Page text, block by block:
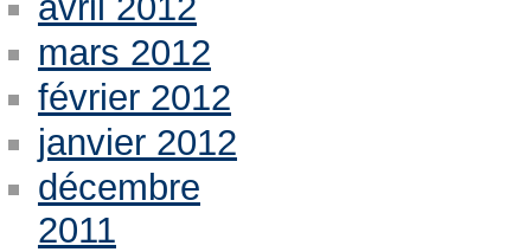
mars 2012
février 2012
janvier 2012
décembre
2011